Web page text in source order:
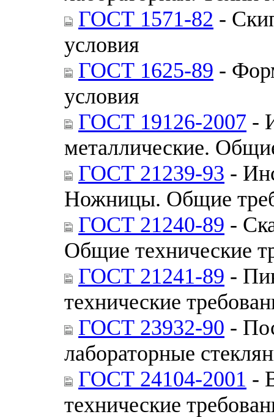
ГОСТ 1571-82 -
условия
ГОСТ 1625-89 -
условия
ГОСТ 19126-2007 -
металлические.
ГОСТ 21239-93 -
Ножницы. Общие
ГОСТ 21240-89 -
Общие технические
ГОСТ 21241-89 -
технические
ГОСТ 23932-90 -
лабораторные
ГОСТ 24104-2001 -
технические